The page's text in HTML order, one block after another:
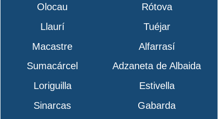
Olocau
Rótova
Llaurí
Tuéjar
Macastre
Alfarrasí
Sumacárcel
Adzaneta de Albaida
Loriguilla
Estivella
Sinarcas
Gabarda